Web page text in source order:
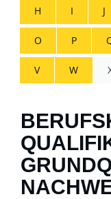
H I J
O P
V W